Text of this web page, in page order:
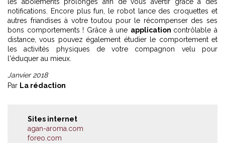
notifications. Encore plus fun, le robot lance des croquettes et
autres friandises à votre toutou pour le récompenser des ses
bons comportements ! Grâce à une application contrôlable à
distance, vous pouvez également étudier le comportement et
les activités physiques de votre compagnon velu pour
l'éduquer au mieux.
Janvier 2018
Par La rédaction
Sites internet
agan-aroma.com
foreo.com